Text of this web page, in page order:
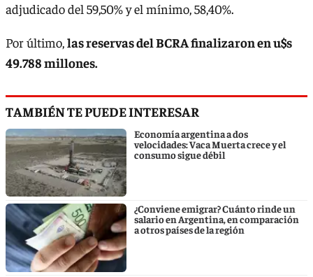
adjudicado del 59,50% y el mínimo, 58,40%.
Por último,las reservas del BCRA finalizaron en u$s
49.788 millones.
TAMBIÉN TE PUEDE INTERESAR
Economía argentina a dos
velocidades: Vaca Muerta crece y el
consumo sigue débil
¿Conviene emigrar? Cuánto rinde un
salario en Argentina, en comparación
a otros países de la región